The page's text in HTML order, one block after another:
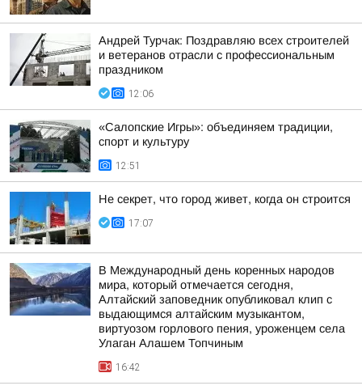
Андрей Турчак: Поздравляю всех строителей
и ветеранов отрасли с профессиональным
праздником
12:06
«Салопские Игры»: объединяем традиции,
спорт и культуру
12:51
Не секрет, что город живет, когда он строится
17:07
В Международный день коренных народов
мира, который отмечается сегодня,
Алтайский заповедник опубликовал клип с
выдающимся алтайским музыкантом,
виртуозом горлового пения, уроженцем села
Улаган Алашем Топчиным
16:42